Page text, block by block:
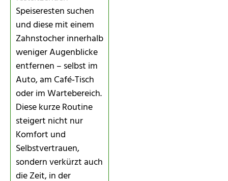
Speiseresten suchen
und diese mit einem
Zahnstocher innerhalb
weniger Augenblicke
entfernen – selbst im
Auto, am Café‑Tisch
oder im Wartebereich.
Diese kurze Routine
steigert nicht nur
Komfort und
Selbstvertrauen,
sondern verkürzt auch
die Zeit, in der